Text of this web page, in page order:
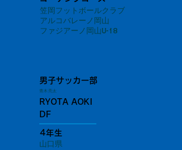
笠岡フットボールクラブ
アルコバレーノ岡山
ファジアーノ岡山U-18
男子サッカー部
青木 亮太
RYOTA AOKI
DF
4年生
山口県